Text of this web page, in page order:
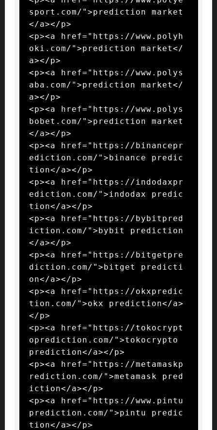
sport.com/">prediction market
</a></p>
<p><a href="https://www.polyh
oki.com/">prediction market</
a></p>
<p><a href="https://www.polys
aba.com/">prediction market</
a></p>
<p><a href="https://www.polys
bobet.com/">prediction market
</a></p>
<p><a href="https://binancepr
ediction.com/">binance predic
tion</a></p>
<p><a href="https://indodaxpr
ediction.com/">indodax predic
tion</a></p>
<p><a href="https://bybitpred
iction.com/">bybit prediction
</a></p>
<p><a href="https://bitgetpre
diction.com/">bitget predicti
on</a></p>
<p><a href="https://okxpredic
tion.com/">okx prediction</a>
</p>
<p><a href="https://tokocrypt
oprediction.com/">tokocrypto
prediction</a></p>
<p><a href="https://metamaskp
rediction.com/">metamask pred
iction</a></p>
<p><a href="https://www.pintu
prediction.com/">pintu predic
tion</a></p>